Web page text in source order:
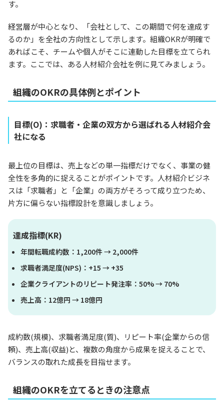
す。
経営層が中心となり、「会社として、この期間で何を達成す
るのか」を全社の方向性として示します。組織OKRが明確で
あればこそ、チームや個人がそこに連動した目標を立てられ
ます。ここでは、ある人材紹介会社を例に見てみましょう。
組織のOKRの具体例とポイント
目標(O)：求職者・企業の双方から選ばれる人材紹介会
社になる
最上位の目標は、売上などの単一指標だけでなく、事業の健
全性を多角的に捉えることがポイントです。人材紹介ビジネ
スは「求職者」と「企業」の両方がそろって成り立つため、
片方に偏らない指標設計を意識しましょう。
達成指標(KR)
年間転職成約数：1,200件 → 2,000件
求職者満足度(NPS)：+15 → +35
企業クライアントのリピート発注率：50% → 70%
売上高：12億円 → 18億円
成約数(規模)、求職者満足度(質)、リピート率(企業からの信
頼)、売上高(収益)と、複数の角度から成果を捉えることで、
バランスの取れた成長を目指せます。
組織のOKRを立てるときの注意点